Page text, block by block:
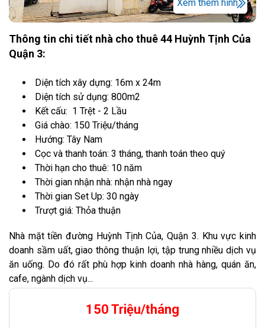
Xem thêm hình
Thông tin chi tiết nhà cho thuê 44 Huỳnh Tịnh Của
Quận 3:
Diện tích xây dựng: 16m x 24m
Diện tích sử dụng: 800m2
Kết cấu: 1 Trệt - 2 Lầu
Giá chào: 150 Triệu/tháng
Hướng: Tây Nam
Cọc và thanh toán: 3 tháng, thanh toán theo quý
Thời hạn cho thuê: 10 năm
Thời gian nhận nhà: nhận nhà ngay
Thời gian Set Up: 30 ngày
Trượt giá: Thỏa thuận
Nhà mặt tiền đường Huỳnh Tịnh Của, Quận 3. Khu vực kinh
doanh sầm uất, giao thông thuận lợi, tập trung nhiều dịch vụ
ăn uống. Do đó rất phù hợp kinh doanh nhà hàng, quán ăn,
cafe, ngành dịch vụ...
150 Triệu/tháng